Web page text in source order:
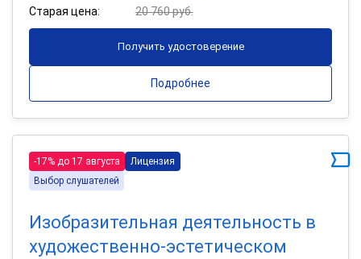
Старая цена:
20 760 руб.
Получить удостоверение
Подробнее
-17% до 17 августа
Лицензия
Выбор слушателей
Изобразительная деятельность в
художественно-эстетическом